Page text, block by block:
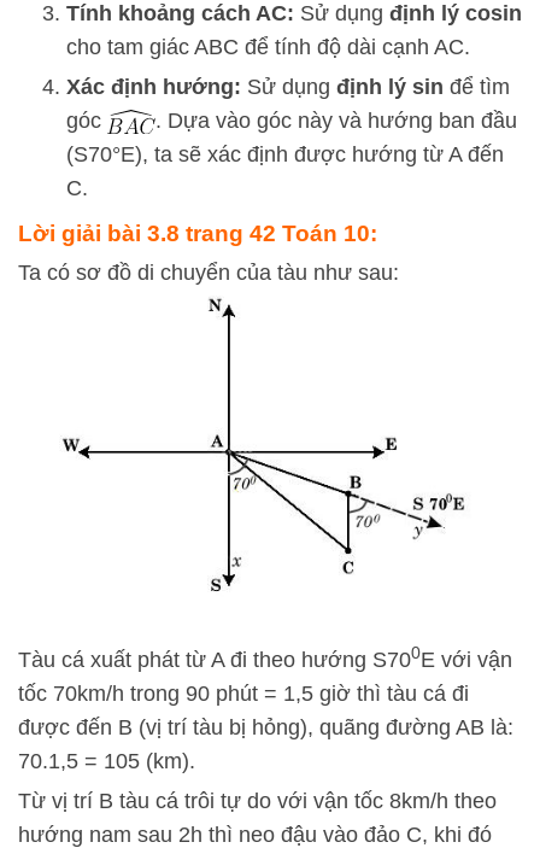
Tính khoảng cách AC: Sử dụng định lý cosin
cho tam giác ABC để tính độ dài cạnh AC.
Xác định hướng: Sử dụng định lý sin để tìm
góc
. Dựa vào góc này và hướng ban đầu
(S70°E), ta sẽ xác định được hướng từ A đến
C.
Lời giải bài 3.8 trang 42 Toán 10:
Ta có sơ đồ di chuyển của tàu như sau:
Tàu cá xuất phát từ A đi theo hướng S700E với vận
tốc 70km/h trong 90 phút = 1,5 giờ thì tàu cá đi
được đến B (vị trí tàu bị hỏng), quãng đường AB là:
70.1,5 = 105 (km).
Từ vị trí B tàu cá trôi tự do với vận tốc 8km/h theo
hướng nam sau 2h thì neo đậu vào đảo C, khi đó